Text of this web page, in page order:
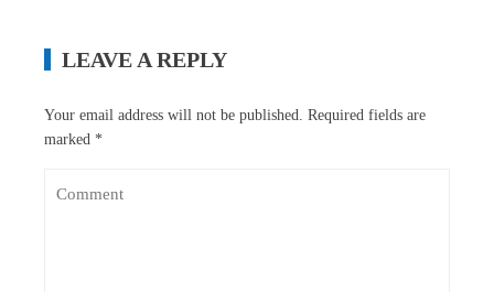
LEAVE A REPLY
Your email address will not be published. Required fields are
marked *